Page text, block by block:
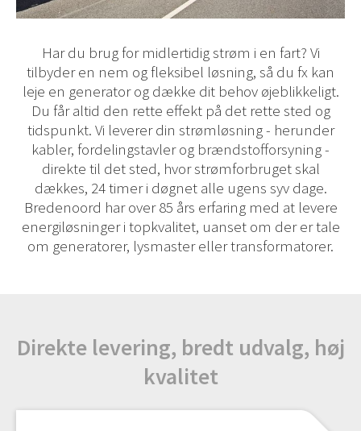
Har du brug for midlertidig strøm i en fart? Vi
tilbyder en nem og fleksibel løsning, så du fx kan
leje en generator og dække dit behov øjeblikkeligt.
Du får altid den rette effekt på det rette sted og
tidspunkt. Vi leverer din strømløsning - herunder
kabler, fordelingstavler og brændstofforsyning -
direkte til det sted, hvor strømforbruget skal
dækkes, 24 timer i døgnet alle ugens syv dage.
Bredenoord har over 85 års erfaring med at levere
energiløsninger i topkvalitet, uanset om der er tale
om generatorer, lysmaster eller transformatorer.
Direkte levering, bredt udvalg, høj
kvalitet